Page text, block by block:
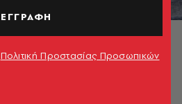
ΕΓΓΡΑΦΗ
Πολιτική Προστασίας Προσωπικών